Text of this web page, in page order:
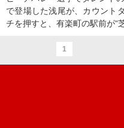
で登場した浅尾が、カウント
チを押すと、有楽町の駅前が“
1